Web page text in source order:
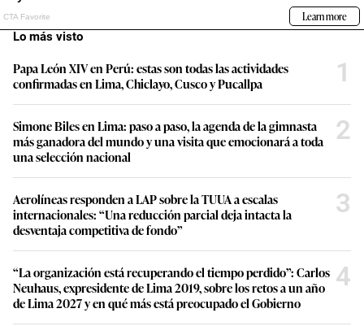
Lo más visto
Papa León XIV en Perú: estas son todas las actividades
confirmadas en Lima, Chiclayo, Cusco y Pucallpa
1
Simone Biles en Lima: paso a paso, la agenda de la gimnasta
más ganadora del mundo y una visita que emocionará a toda
una selección nacional
2
Aerolíneas responden a LAP sobre la TUUA a escalas
internacionales: “Una reducción parcial deja intacta la
desventaja competitiva de fondo”
3
“La organización está recuperando el tiempo perdido”: Carlos
Neuhaus, expresidente de Lima 2019, sobre los retos a un año
de Lima 2027 y en qué más está preocupado el Gobierno
4